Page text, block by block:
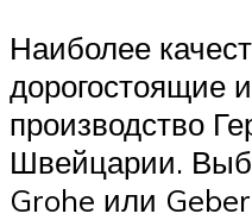
Наиболее
дорогостоящие
производство
Швейцарии.
Grohe или